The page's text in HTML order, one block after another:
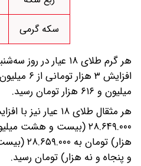
سکه گرمی
میلیون و ۶۱۶ هزار تومان رسید.
۲۸.۶۴۹.۰۰۰ (بیست و
هزار)
و پنجاه و نه هزار) تومان رسید.